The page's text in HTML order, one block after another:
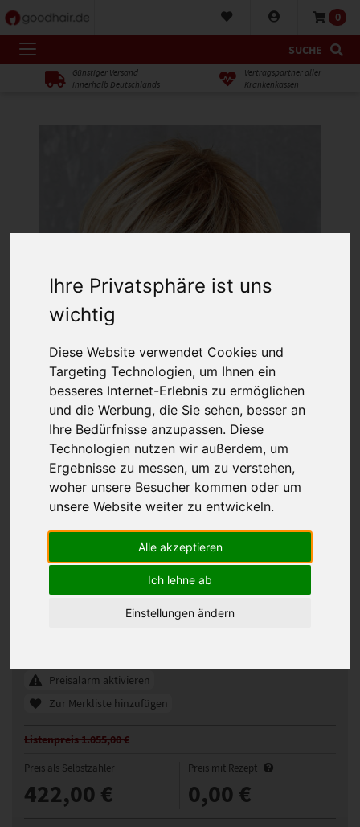
Ihre Privatsphäre ist uns
wichtig
Diese Website verwendet Cookies und
Targeting Technologien, um Ihnen ein
besseres Internet-Erlebnis zu ermöglichen
und die Werbung, die Sie sehen, besser an
Ihre Bedürfnisse anzupassen. Diese
Technologien nutzen wir außerdem, um
Ergebnisse zu messen, um zu verstehen,
woher unsere Besucher kommen oder um
unsere Website weiter zu entwickeln.
Alle akzeptieren
Ich lehne ab
Einstellungen ändern
0
SUCHE
Günstiger Versand
innerhalb Deutschlands
Vertragspartner aller
Krankenkassen
Gisela Mayer Cosmo Chic Mono Lace
330010
Preisalarm aktivieren
Zur Merkliste hinzufügen
Listenpreis 1.055,00 €
Preis als Selbstzahler
422,00 €
Preis mit Rezept
0,00 €